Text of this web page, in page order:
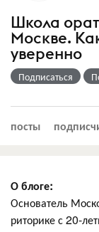
Школа
Москве.
уверенно
Подписаться
посты
О блоге:
Основатель
риторике с 20-